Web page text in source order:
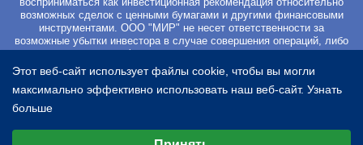
возможных сделок с ценными бумагами и другими финансовыми
инструментами. ООО "МИР" не несет ответственности за
возможные убытки инвестора в случае совершения операций, либо
инвестирования в финансовые инструменты, упомянутые в
материалах Сайта. Вы не должны начинать работу с
инвестиционными продуктами, если не готовы к риску частичной и/
или полной потери всех средств, которые вы вложили. Перед
началом работы с ценными бумагами и другими финансовыми
рисках. Регистрируясь на Сайте и оплачивая курс Вы
Этот веб-сайт использует файлы cookie, чтобы вы могли
максимально эффективно использовать наш веб-сайт. Узнать
больше